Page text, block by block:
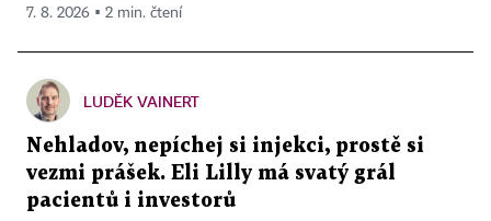
7. 8. 2026 ▪ 2 min. čtení
LUDĚK VAINERT
Nehladov, nepíchej si injekci, prostě si
vezmi prášek. Eli Lilly má svatý grál
pacientů i investorů